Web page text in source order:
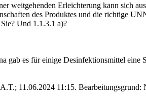
weitgehenden Erleichterung kann sich
des Produktes und die richtige
Und 1.1.3.1 a)?
gab es für einige Desinfektionsmittel
11.06.2024 11:15. Bearbeitungsgrund: